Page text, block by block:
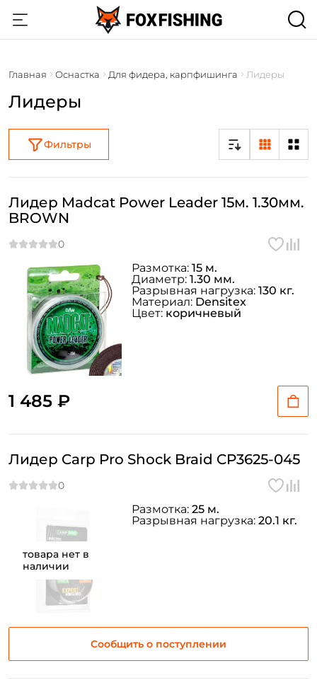
Главная Оснастка Для фидера, карпфишинга Лидеры
Лидеры
Фильтры
Лидер Madcat Power Leader 15м. 1.30мм.
BROWN
1 485 ₽
Размотка: 15 м.
Диаметр: 1.30 мм.
Разрывная нагрузка: 130 кг.
Материал: Densitex
Цвет: коричневый
товара нет в
наличии
Лидер Carp Pro Shock Braid CP3625-045
Сообщить о поступлении
Размотка: 25 м.
Разрывная нагрузка: 20.1 кг.